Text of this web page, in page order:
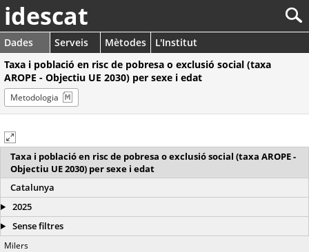
idescat
Dades Serveis Mètodes
L'Institut
Taxa i població en risc de pobresa o exclusió social (taxa
AROPE - Objectiu UE 2030) per sexe i edat
Metodologia
Taxa i població en risc de pobresa o exclusió social (taxa AROPE -
Objectiu UE 2030) per sexe i edat
Catalunya
2025
Sense filtres
Milers